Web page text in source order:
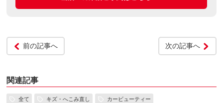
前の記事へ 次の記事へ
関連記事
全て キズ・へこみ直し カービューティー